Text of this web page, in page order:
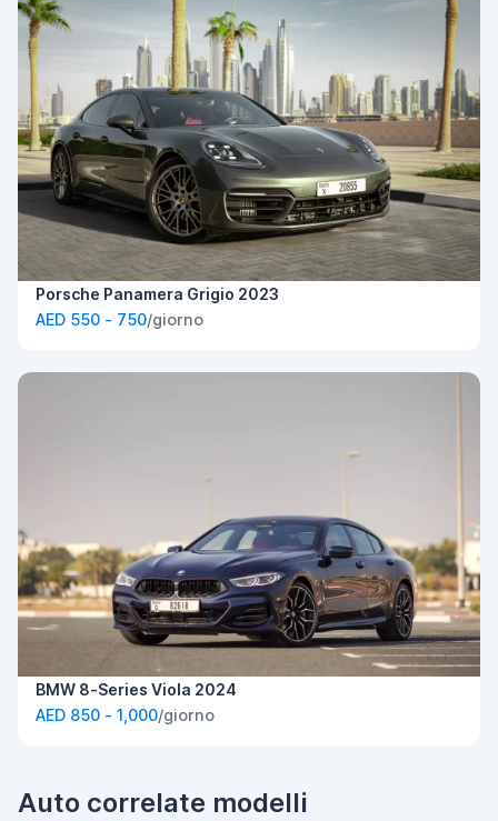
Porsche Panamera Grigio 2023
AED 550 - 750/giorno
BMW 8-Series Viola 2024
AED 850 - 1,000/giorno
Auto correlate modelli